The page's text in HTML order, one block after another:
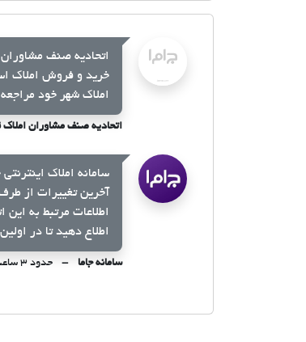
اتحادیه صنف مشاوران
خرید و فروش املاک
املاک شهر خود مراجعه
اتحادیه صنف مشاوران
سامانه املاک
آخرین تغییرات از
اطلاعات مرتبط به این
اطلاع دهید تا در
سامانه جاما حدود ۳ ساعت از حال